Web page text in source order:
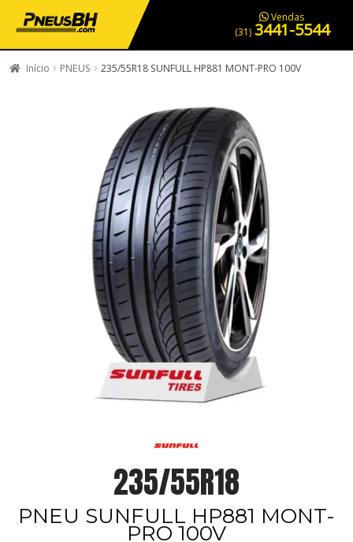
PNEUS EM OFERTA SERVIÇOS AUTOMOTIVOS NOSSA LOJA
Vendas
(31) 3441-5544
Início PNEUS 235/55R18 SUNFULL HP881 MONT-PRO 100V
235/55R18
PNEU SUNFULL HP881 MONT-
PRO 100V